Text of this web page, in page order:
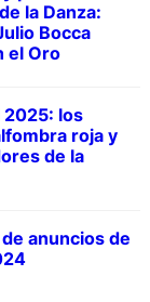
la Danza:
Bocca
el Oro
2025: los
roja y
de la
anuncios de